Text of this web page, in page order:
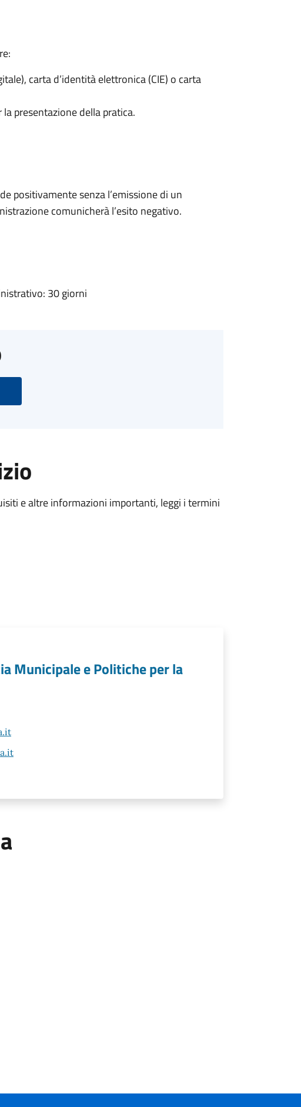
carta d’identità elettronica (CIE) o carta
presentazione della pratica.
positivamente senza l’emissione di un
comunicherà l’esito negativo.
30 giorni
e altre informazioni importanti, leggi i termini
Municipale e Politiche per la